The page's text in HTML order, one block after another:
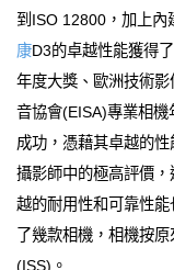
到ISO 12800，加上內
康D3的卓越性能獲得
年度大獎、歐洲技術
音協會(EISA)專業相
成功，憑藉其卓越的
攝影師中的極高評價
越的耐用性和可靠性
了幾款相機，相機按
(ISS)。